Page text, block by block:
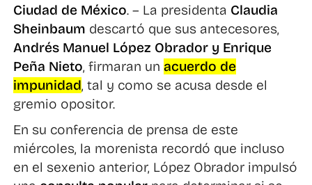
Ciudad de México. – La presidenta Claudia
Sheinbaum descartó que sus antecesores,
Andrés Manuel López Obrador y Enrique
Peña Nieto, firmaran unacuerdo de
impunidad, tal y como se acusa desde el
gremio opositor.
En su conferencia de prensa de este
miércoles, la morenista recordó que incluso
en el sexenio anterior, López Obrador impulsó